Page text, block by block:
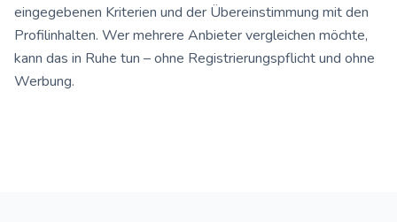
eingegebenen Kriterien und der Übereinstimmung mit den
Profilinhalten. Wer mehrere Anbieter vergleichen möchte,
kann das in Ruhe tun – ohne Registrierungspflicht und ohne
Werbung.